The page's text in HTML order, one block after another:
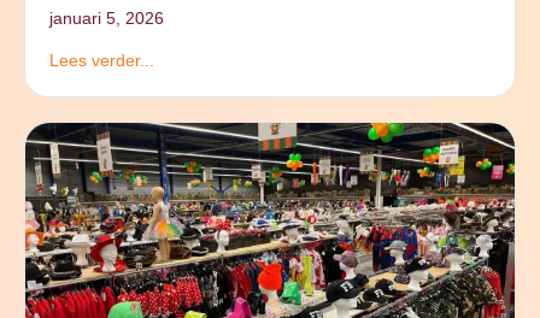
januari 5, 2026
Lees verder...